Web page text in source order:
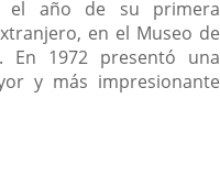
el año de su primera
en el Museo de
En 1972 presentó una
y más impresionante